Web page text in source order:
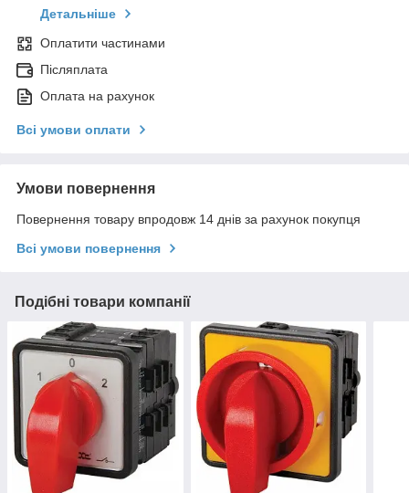
Детальніше
Оплатити частинами
Післяплата
Оплата на рахунок
Всі умови оплати
Умови повернення
Повернення товару впродовж 14 днів за рахунок покупця
Всі умови повернення
Подібні товари компанії